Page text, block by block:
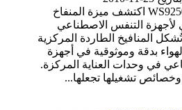
WS9250-24-240-X200 اكتشف ميزة المنفاخ
لأجهزة التنفس الاصطناعي
تُشكل المنافيخ الطاردة المركزية
بدقة وموثوقية في أجهزة
في وحدات العناية المركزة.
وخصائص تشغيلها تجعلها...